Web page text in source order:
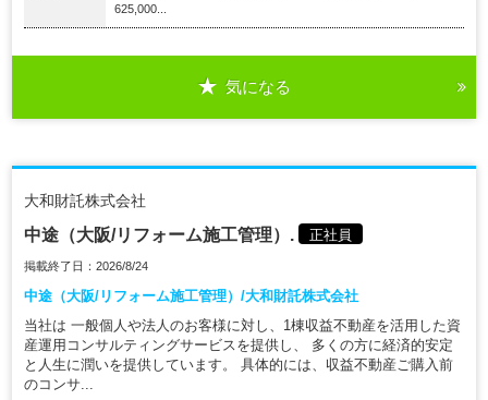
625,000...
気になる
大和財託株式会社
中途（大阪/リフォーム施工管理）. 正社員
掲載終了日：2026/8/24
中途（大阪/リフォーム施工管理）/大和財託株式会社
当社は 一般個人や法人のお客様に対し、1棟収益不動産を活用した資
産運用コンサルティングサービスを提供し、 多くの方に経済的安定
と人生に潤いを提供しています。 具体的には、収益不動産ご購入前
のコンサ...